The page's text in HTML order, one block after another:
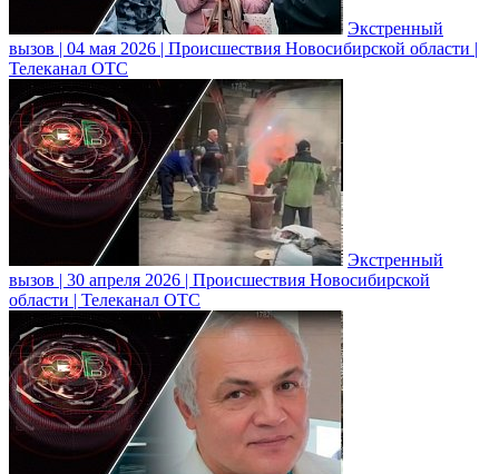
Экстренный
вызов | 04 мая 2026 | Происшествия Новосибирской области |
Телеканал ОТС
Экстренный
вызов | 30 апреля 2026 | Происшествия Новосибирской
области | Телеканал ОТС